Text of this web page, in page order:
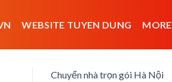
WEBSITE TUYEN DUNG MORE
Chuyển nhà trọn gói Hà Nội